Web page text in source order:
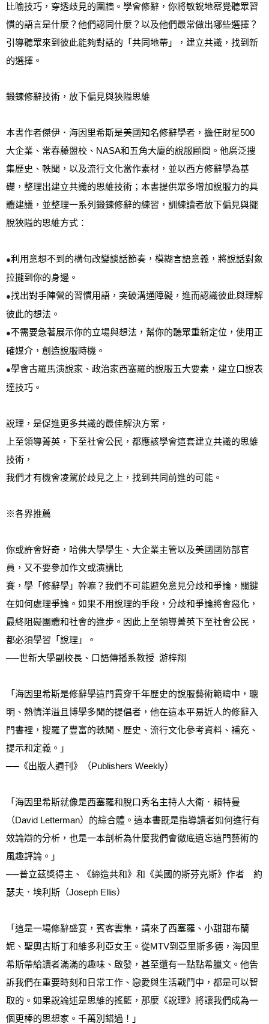
比喻技巧，穿透歧見的圍牆。學會修辭，你將敏銳地察覺聽眾習
慣的語言是什麼？他們認同什麼？以及他們最常做出哪些選擇？
引導聽眾來到彼此能夠對話的「共同地帶」，建立共識，找到新
的選擇。
鍛鍊修辭技術，放下偏見與狹隘思維
本書作者傑伊．海因里希斯是美國知名修辭學者，擔任財星500
大企業、常春藤盟校、NASA和五角大廈的說服顧問。他廣泛搜
集歷史、軼聞，以及流行文化當作素材，並以西方修辭學為基
礎，整理出建立共識的思維技術；本書提供眾多增加說服力的具
體建議，並整理一系列鍛鍊修辭的練習，訓練讀者放下偏見與擺
脫狹隘的思維方式：
●利用意想不到的構句改變談話節奏，模糊言語意義，將說話對象
拉攏到你的身邊。
●找出對手陣營的習慣用語，突破溝通障礙，進而認識彼此與理解
彼此的想法。
●不需要急著展示你的立場與想法，幫你的聽眾重新定位，使用正
確媒介，創造說服時機。
●學會古羅馬演說家、政治家西塞羅的說服五大要素，建立口說表
達技巧。
說理，是促進更多共識的最佳解決方案，
上至領導菁英，下至社會公民，都應該學會這套建立共識的思維
技術，
我們才有機會凌駕於歧見之上，找到共同前進的可能。
※各界推薦
你或許會好奇，哈佛大學學生、大企業主管以及美國國防部官
員，又不要參加作文或演講比
賽，學「修辭學」幹嘛？我們不可能避免意見分歧和爭論，關鍵
在如何處理爭論。如果不用說理的手段，分歧和爭論將會惡化，
最終阻礙團體和社會的進步。因此上至領導菁英下至社會公民，
都必須學習「說理」。
──世新大學副校長、口語傳播系教授  游梓翔
「海因里希斯是修辭學這門貫穿千年歷史的說服藝術範疇中，聰
明、熱情洋溢且博學多聞的提倡者，他在這本平易近人的修辭入
門書裡，搜羅了豐富的軼聞、歷史、流行文化參考資料、補充、
提示和定義。」
──《出版人週刊》（Publishers Weekly）
「海因里希斯就像是西塞羅和脫口秀名主持人大衛．賴特曼
（David Letterman）的綜合體。這本書既是指導讀者如何進行有
效論辯的分析，也是一本剖析為什麼我們會徹底遺忘這門藝術的
風趣評論。」
──普立茲獎得主、《締造共和》和《美國的斯芬克斯》作者　約
瑟夫．埃利斯（Joseph Ellis）
「這是一場修辭盛宴，賓客雲集，請來了西塞羅、小甜甜布蘭
妮、聖奧古斯丁和維多利亞女王。從MTV到亞里斯多德，海因里
希斯帶給讀者滿滿的趣味、啟發，甚至還有一點點希臘文。他告
訴我們在重要時刻和日常工作、戀愛與生活戰鬥中，都是可以智
取的。如果說論述是思維的搖籃，那麼《說理》將讓我們成為一
個更棒的思想家。千萬別錯過！」